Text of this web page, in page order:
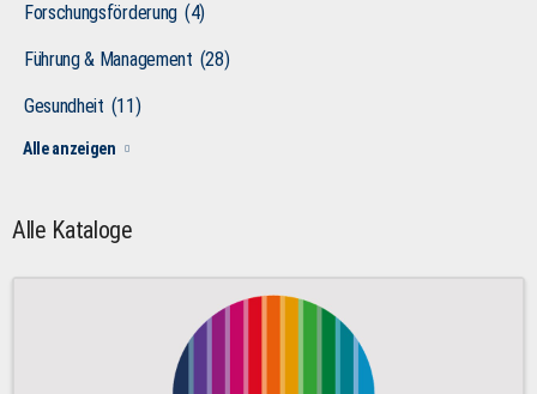
Forschungsförderung (4)
Führung & Management (28)
Gesundheit (11)
Alle anzeigen
Alle Kataloge